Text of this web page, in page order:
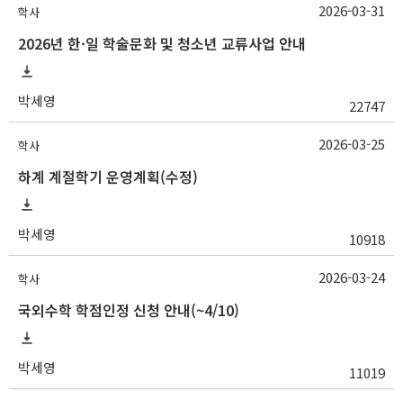
학사
2026년 한·일 학술문화 및 청소년 교류사업 안내
박세영 22747
2026-03-31
학사
하계 계절학기 운영계획(수정)
박세영 10918
2026-03-25
학사
국외수학 학점인정 신청 안내(~4/10)
박세영 11019
2026-03-24